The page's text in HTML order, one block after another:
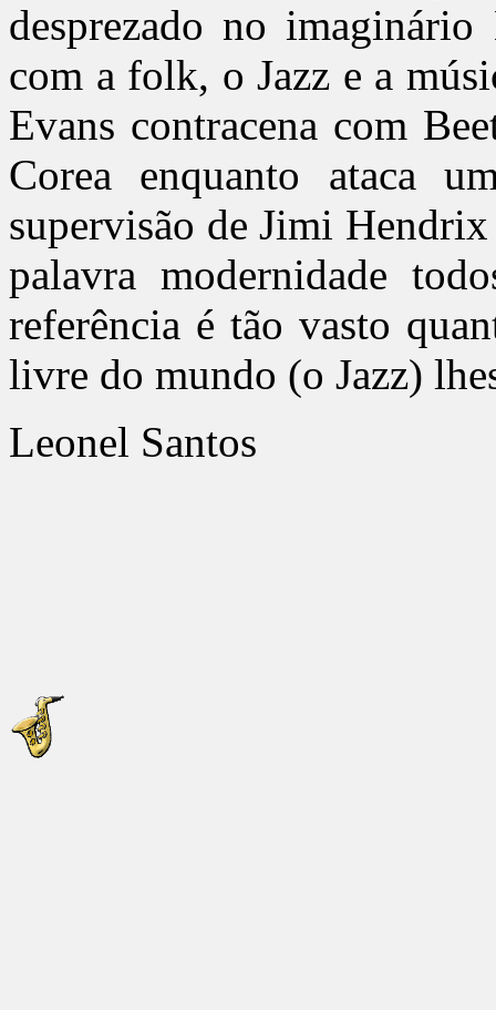
desprezado no
com a folk, o Jazz e a
Evans contracena com
Corea enquanto ataca
supervisão de Jimi
palavra modernidade
referência é tão vasto
livre do mundo (o Jazz)
Leonel Santos